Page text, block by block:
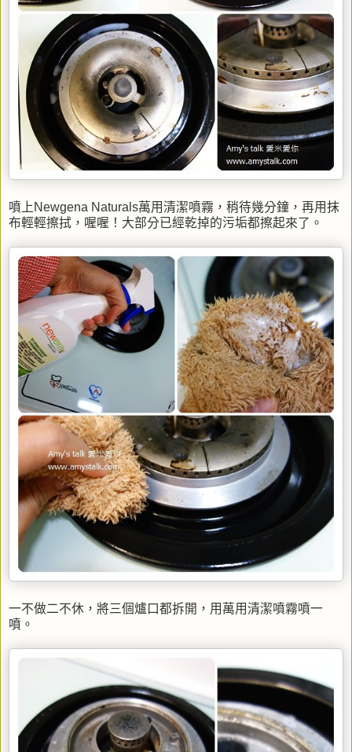
噴上Newgena Naturals萬用清潔噴霧，稍待幾分鐘，再用抹
布輕輕擦拭，喔喔！大部分已經乾掉的污垢都擦起來了。
一不做二不休，將三個爐口都拆開，用萬用清潔噴霧噴一
噴。